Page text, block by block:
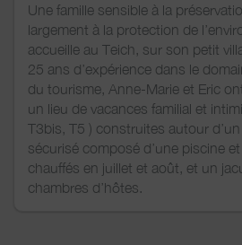
Une famille sensible à la
largement à la protection de
accueille au Teich, sur son petit
25 ans d’expérience dans le
du tourisme, Anne-Marie et Eric
un lieu de vacances familial et
T3bis, T5 ) construites autour
sécurisé composé d’une piscine
chauffés en juillet et août, et un
chambres d’hôtes.